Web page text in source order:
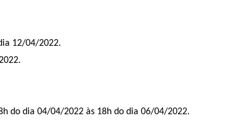
12/04/2022.
do dia 04/04/2022 às 18h do dia 06/04/2022.